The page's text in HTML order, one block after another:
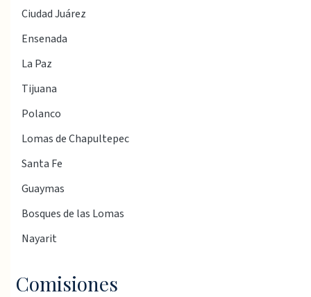
Ciudad Juárez
Ensenada
La Paz
Tijuana
Polanco
Lomas de Chapultepec
Santa Fe
Guaymas
Bosques de las Lomas
Nayarit
Comisiones